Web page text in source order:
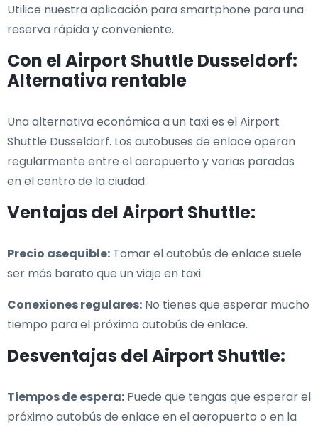
Utilice nuestra aplicación para smartphone para una
reserva rápida y conveniente.
Con el Airport Shuttle Dusseldorf:
Alternativa rentable
Una alternativa económica a un taxi es el Airport
Shuttle Dusseldorf. Los autobuses de enlace operan
regularmente entre el aeropuerto y varias paradas
en el centro de la ciudad.
Ventajas del Airport Shuttle:
Precio asequible: Tomar el autobús de enlace suele
ser más barato que un viaje en taxi.
Conexiones regulares: No tienes que esperar mucho
tiempo para el próximo autobús de enlace.
Desventajas del Airport Shuttle:
Tiempos de espera: Puede que tengas que esperar el
próximo autobús de enlace en el aeropuerto o en la